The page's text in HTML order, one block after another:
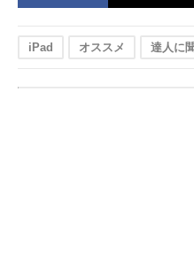
iPad オススメ 達人に